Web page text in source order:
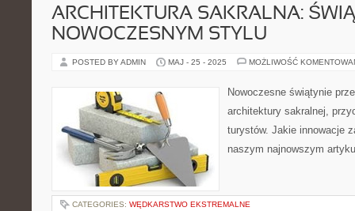
ARCHITEKTURA SAKRALNA:
NOWOCZESNYM STYLU
POSTED BY ADMIN MAJ - 25 - 2025 MOŻLIWOŚĆ
Nowoczesne świątynie
architektury sakralnej,
turystów. Jakie innowacje
naszym najnowszym
CATEGORIES: WĘDKARSTWO EKSTREMALNE